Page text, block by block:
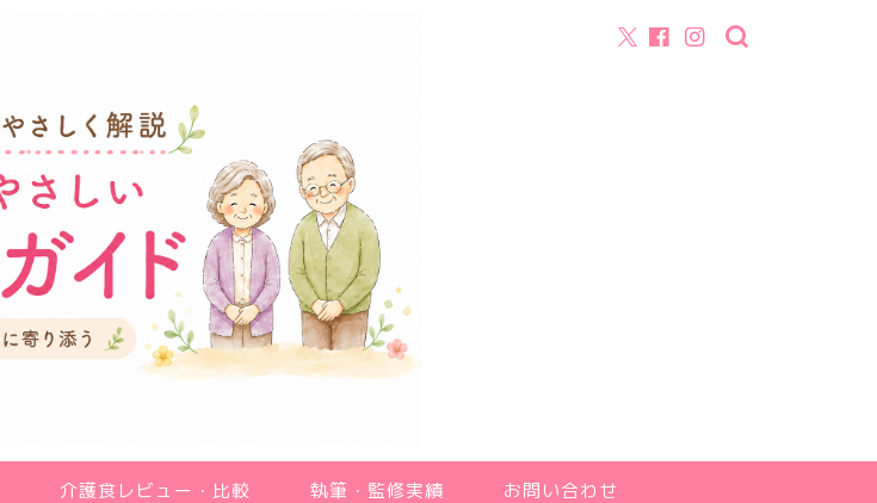
介護食レビュー・比較 執筆・監修実績 お問い合わせ